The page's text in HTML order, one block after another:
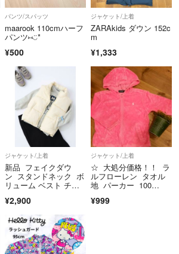
パンツ/スパッツ
maarook 110cmハーフ
パンツ⑅︎◡̈︎*
¥500
ジャケット/上着
ZARAkids ダウン 152c
m
¥1,333
ジャケット/上着
新品 フェイクダウ
ン スタンドネック ボ
リューム ベスト チャ
¥2,900
ジャケット/上着
☆ 大処分価格！！ ラ
ルフローレン タオル
地 パーカー 100
¥999